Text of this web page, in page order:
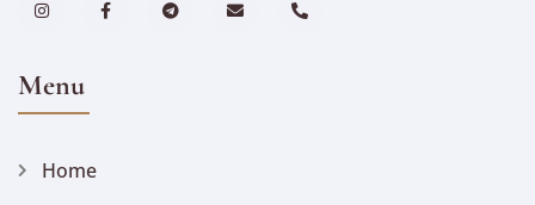
Menu
Home